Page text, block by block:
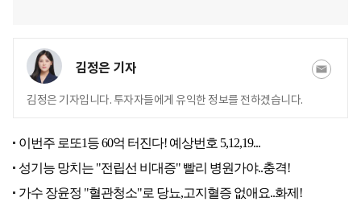
김정은 기자
김정은 기자입니다. 투자자들에게 유익한 정보를 전하겠습니다.